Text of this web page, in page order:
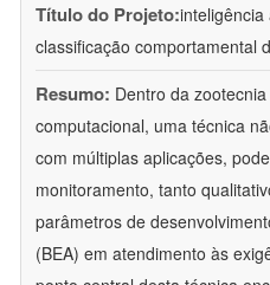
Título do Projeto:
classificação comportamental
Resumo: Dentro da
computacional, uma técnica
com múltiplas aplicações,
monitoramento, tanto
parâmetros de
(BEA) em atendimento às